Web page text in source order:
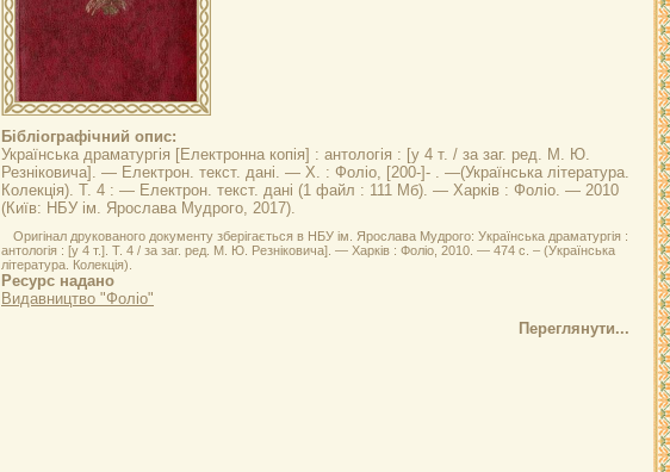
Бібліографічний опис:
Українська драматургія [Електронна копія] : антологія : [у 4 т. / за заг. ред. М. Ю.
Резніковича]. — Електрон. текст. дані. — Х. : Фоліо, [200-]- . —(Українська література.
Колекція). Т. 4 : — Електрон. текст. дані (1 файл : 111 Мб). — Харків : Фоліо. — 2010
(Київ: НБУ ім. Ярослава Мудрого, 2017).
Оригінал друкованого документу зберігається в НБУ ім. Ярослава Мудрого: Українська драматургія :
антологія : [у 4 т.]. Т. 4 / за заг. ред. М. Ю. Резніковича]. — Харків : Фоліо, 2010. — 474 с. – (Українська
література. Колекція).
Ресурс надано
Видавництво "Фоліо"
Переглянути...